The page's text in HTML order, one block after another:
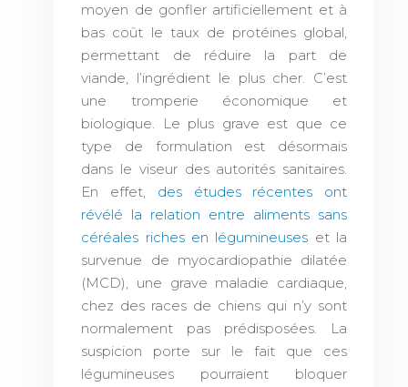
moyen de gonfler artificiellement et à
bas coût le taux de protéines global,
permettant de réduire la part de
viande, l’ingrédient le plus cher. C’est
une tromperie économique et
biologique. Le plus grave est que ce
type de formulation est désormais
dans le viseur des autorités sanitaires.
En effet, des études récentes ont
révélé la relation entre aliments sans
céréales riches en légumineuses et la
survenue de myocardiopathie dilatée
(MCD), une grave maladie cardiaque,
chez des races de chiens qui n’y sont
normalement pas prédisposées. La
suspicion porte sur le fait que ces
légumineuses pourraient bloquer